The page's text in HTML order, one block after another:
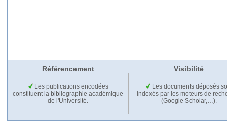
Référencement Visibilité
Les publications encodées
constituent la bibliographie académique
de l'Université.
Les documents déposés
indexés par les moteurs de
(Google Scholar,…).